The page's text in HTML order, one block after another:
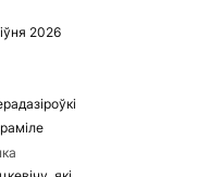
2026